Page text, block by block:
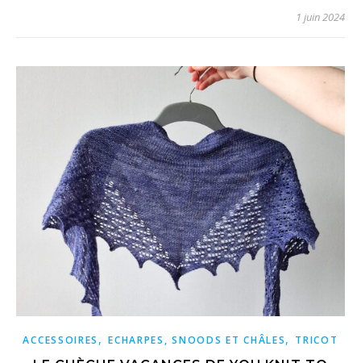
1 juin 2024
ACCESSOIRES ,ECHARPES, SNOODS ET CHÂLES, TRICOT